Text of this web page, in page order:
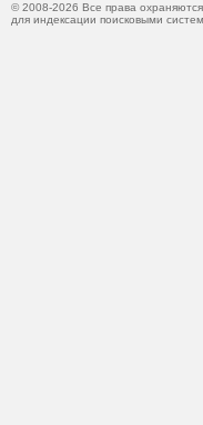
© 2008-2026 Все права
для индексации поисковыми